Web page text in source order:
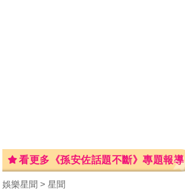
看更多《孫安佐話題不斷》專題報導
娛樂星聞 星聞